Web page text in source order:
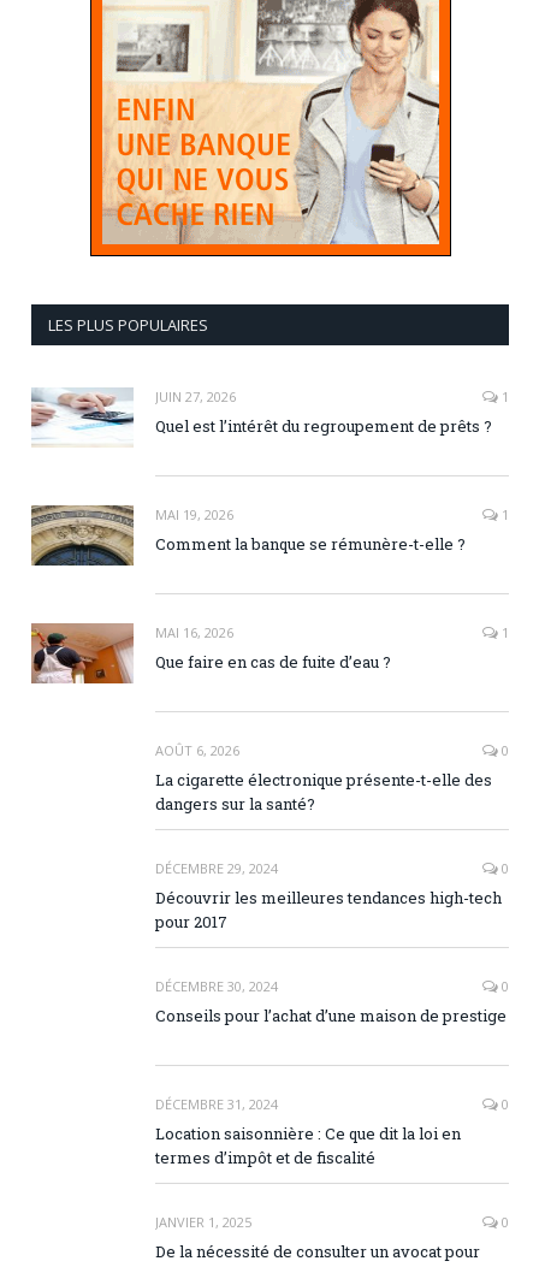
LES PLUS POPULAIRES
JUIN 27, 2026 1
Quel est l’intérêt du regroupement de prêts ?
MAI 19, 2026 1
Comment la banque se rémunère-t-elle ?
MAI 16, 2026 1
Que faire en cas de fuite d’eau ?
AOÛT 6, 2026 0
La cigarette électronique présente-t-elle des
dangers sur la santé?
DÉCEMBRE 29, 2024 0
Découvrir les meilleures tendances high-tech
pour 2017
DÉCEMBRE 30, 2024 0
Conseils pour l’achat d’une maison de prestige
DÉCEMBRE 31, 2024 0
Location saisonnière : Ce que dit la loi en
termes d’impôt et de fiscalité
JANVIER 1, 2025 0
De la nécessité de consulter un avocat pour